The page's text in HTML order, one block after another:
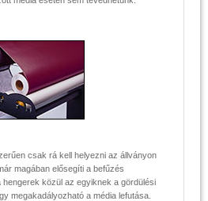
csak rá kell helyezni az állványon
magában elősegíti a befűzés
hengerek közül az egyiknek a gördülési
megakadályozható a média lefutása.